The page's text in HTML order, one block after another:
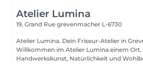
Atelier Lumina
19, Grand Rue grevenmacher L-6730
Atelier Lumina. Dein Friseur-Atelier in
Willkommen im Atelier Lumina einem Ort, an dem
Handwerkskunst, Natürlichkeit und